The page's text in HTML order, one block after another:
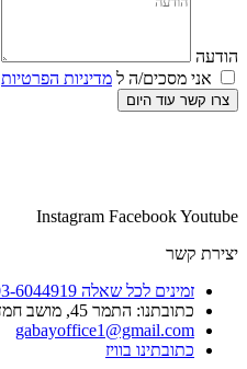
הודעה
אני מסכים/ה ל מדיניות הפרטיות
צרו קשר עוד היום
Instagram FacebookYoutube
יצירת קשר
זמינים לכל שאלה 03-6044919
כתובתנו: התמר 45, מושב חמד​
gabayoffice1@gmail.com
כתובתינו בוויז